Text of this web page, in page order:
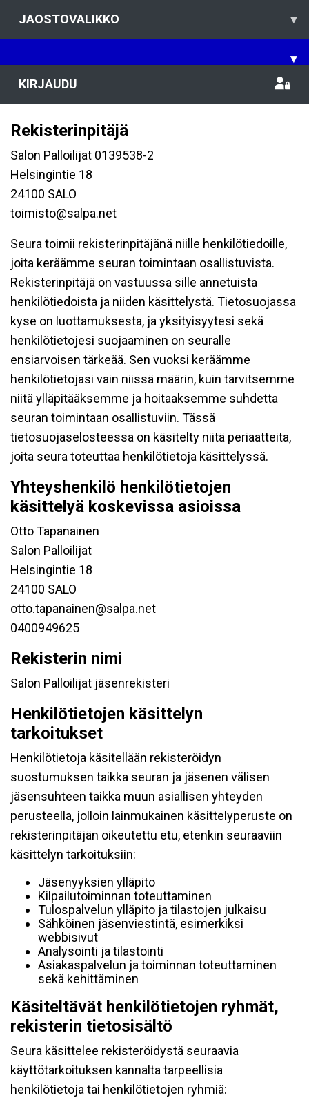
JAOSTOVALIKKO ▾
▾
KIRJAUDU
Rekisterinpitäjä
Salon Palloilijat 0139538-2
Helsingintie 18
24100 SALO
toimisto@salpa.net
Seura toimii rekisterinpitäjänä niille henkilötiedoille,
joita keräämme seuran toimintaan osallistuvista.
Rekisterinpitäjä on vastuussa sille annetuista
henkilötiedoista ja niiden käsittelystä. Tietosuojassa
kyse on luottamuksesta, ja yksityisyytesi sekä
henkilötietojesi suojaaminen on seuralle
ensiarvoisen tärkeää. Sen vuoksi keräämme
henkilötietojasi vain niissä määrin, kuin tarvitsemme
niitä ylläpitääksemme ja hoitaaksemme suhdetta
seuran toimintaan osallistuviin. Tässä
tietosuojaselosteessa on käsitelty niitä periaatteita,
joita seura toteuttaa henkilötietoja käsittelyssä.
Yhteyshenkilö henkilötietojen
käsittelyä koskevissa asioissa
Otto Tapanainen
Salon Palloilijat
Helsingintie 18
24100 SALO
otto.tapanainen@salpa.net
0400949625
Rekisterin nimi
Salon Palloilijat jäsenrekisteri
Henkilötietojen käsittelyn
tarkoitukset
Henkilötietoja käsitellään rekisteröidyn
suostumuksen taikka seuran ja jäsenen välisen
jäsensuhteen taikka muun asiallisen yhteyden
perusteella, jolloin lainmukainen käsittelyperuste on
rekisterinpitäjän oikeutettu etu, etenkin seuraaviin
käsittelyn tarkoituksiin:
Jäsenyyksien ylläpito
Kilpailutoiminnan toteuttaminen
Tulospalvelun ylläpito ja tilastojen julkaisu
Sähköinen jäsenviestintä, esimerkiksi
webbisivut
Analysointi ja tilastointi
Asiakaspalvelun ja toiminnan toteuttaminen
sekä kehittäminen
Käsiteltävät henkilötietojen ryhmät,
rekisterin tietosisältö
Seura käsittelee rekisteröidystä seuraavia
käyttötarkoituksen kannalta tarpeellisia
henkilötietoja tai henkilötietojen ryhmiä: